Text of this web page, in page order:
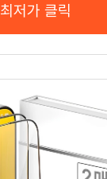
최저가 클릭